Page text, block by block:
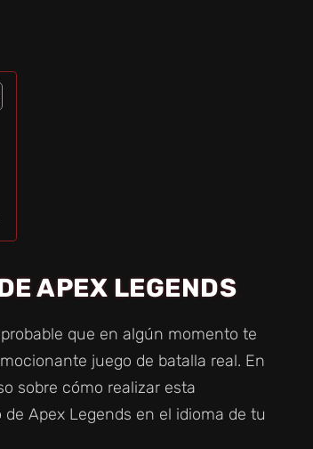
APEX LEGENDS
que en algún momento te
juego de batalla real. En
sobre cómo realizar esta
Apex Legends en el idioma de tu